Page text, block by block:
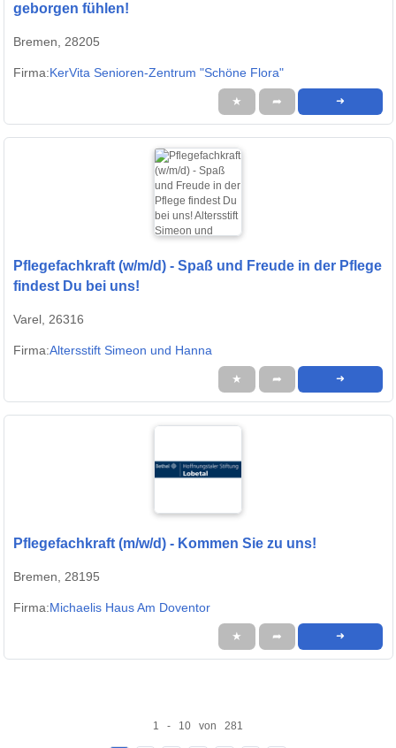
geborgen fühlen!
Bremen, 28205
Firma:KerVita Senioren-Zentrum "Schöne Flora"
★ ➦ ➜
Pflegefachkraft (w/m/d) - Spaß und Freude in der Pflege
findest Du bei uns!
Varel, 26316
Firma:Altersstift Simeon und Hanna
★ ➦ ➜
Pflegefachkraft (m/w/d) - Kommen Sie zu uns!
Bremen, 28195
Firma:Michaelis Haus Am Doventor
★ ➦ ➜
1 - 10 von 281